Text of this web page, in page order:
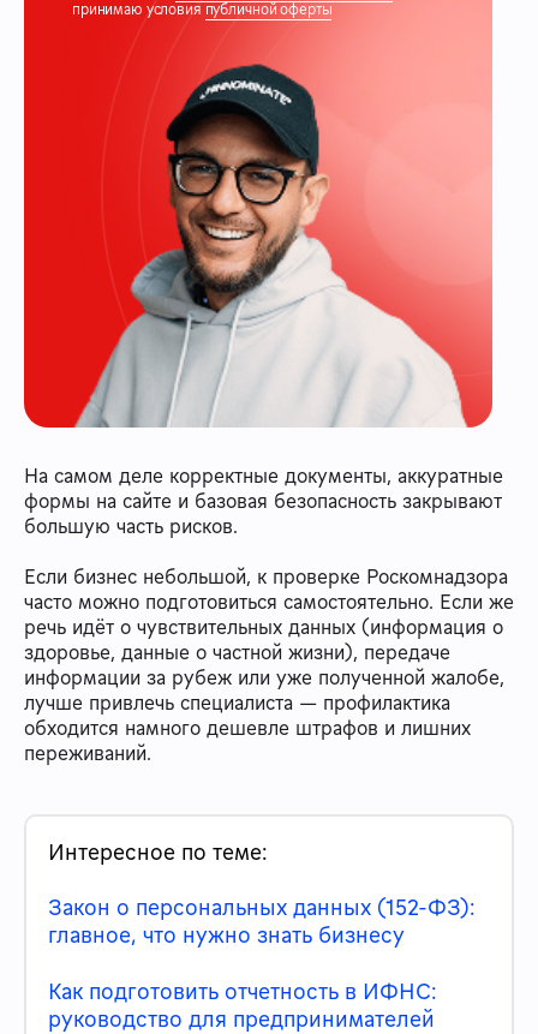
принимаю условияпубличной оферты
На самом деле корректные документы, аккуратные
формы на сайте и базовая безопасность закрывают
большую часть рисков.
Если бизнес небольшой, к проверке Роскомнадзора
часто можно подготовиться самостоятельно. Если же
речь идёт о чувствительных данных (информация о
здоровье, данные о частной жизни), передаче
информации за рубеж или уже полученной жалобе,
лучше привлечь специалиста — профилактика
обходится намного дешевле штрафов и лишних
переживаний.
Интересное по теме:
Закон о персональных данных (152-ФЗ):
главное, что нужно знать бизнесу
Как подготовить отчетность в ИФНС:
руководство для предпринимателей